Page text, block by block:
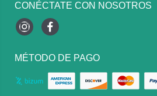
CONÉCTATE CON NOSOTROS
InstagramFacebook
MÉTODO DE PAGO